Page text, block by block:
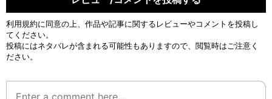
利用規約に同意の上、作品や記事に関するレビューやコメントを投稿し
てください。
投稿にはネタバレが含まれる可能性もありますので、閲覧時はご注意く
ださい。